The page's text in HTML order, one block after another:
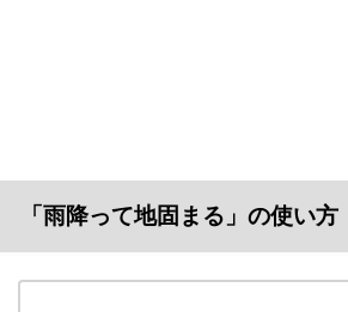
「雨降って地固まる」の使い方